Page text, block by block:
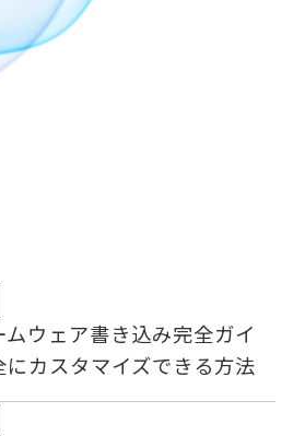
ウェア書き込み完全ガイ
にカスタマイズできる方法